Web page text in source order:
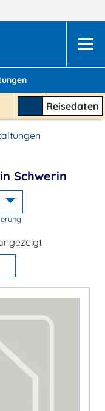
Reisedaten
Schwerin